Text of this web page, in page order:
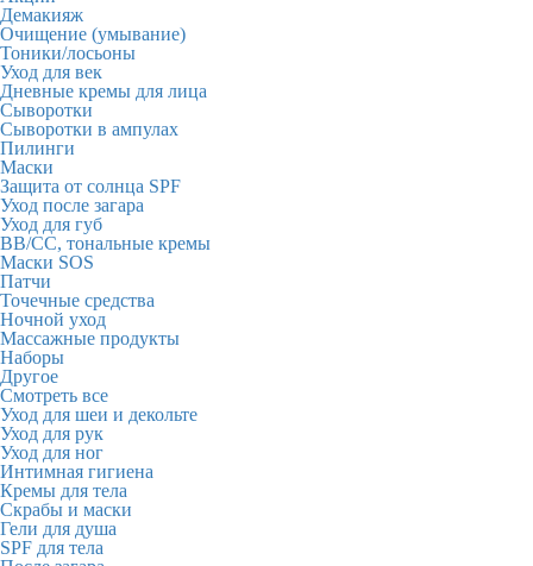
Демакияж
Очищение (умывание)
Тоники/лосьоны
Уход для век
Дневные кремы для лица
Сыворотки
Сыворотки в ампулах
Пилинги
Маски
Защита от солнца SPF
Уход после загара
Уход для губ
BB/CC, тональные кремы
Маски SOS
Патчи
Точечные средства
Ночной уход
Массажные продукты
Наборы
Другое
Смотреть все
Уход для шеи и декольте
Уход для рук
Уход для ног
Интимная гигиена
Кремы для тела
Скрабы и маски
Гели для душа
SPF для тела